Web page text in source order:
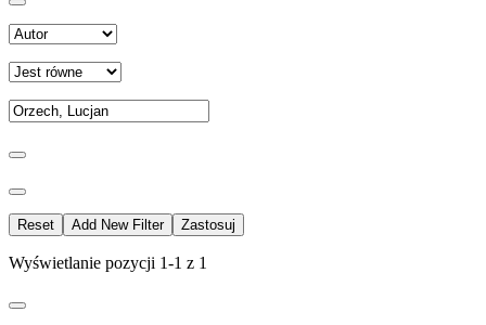
Reset Add New Filter Zastosuj
Wyświetlanie pozycji 1-1 z 1